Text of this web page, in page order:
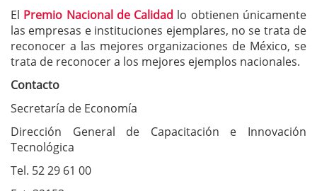
El Premio Nacional de Calidad lo obtienen únicamente
las empresas e instituciones ejemplares, no se trata de
reconocer a las mejores organizaciones de México, se
trata de reconocer a los mejores ejemplos nacionales.
Contacto
Secretaría de Economía
Dirección General de Capacitación e Innovación
Tecnológica
Tel. 52 29 61 00